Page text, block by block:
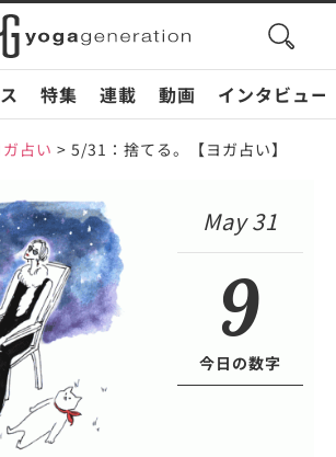
search
特集 連載 動画 インタビュー
ガ占い > 5/31：捨てる。【ヨガ占い】
May 31
9
今日の数字